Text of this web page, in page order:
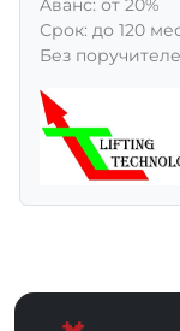
Aванс: от 20%
Срок: до 120
Без